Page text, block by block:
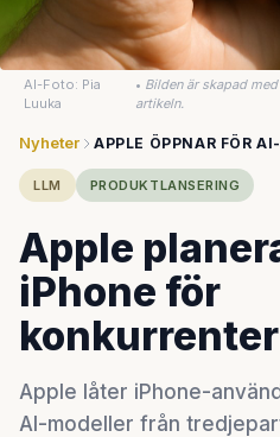
AI-Foto: Pia
Luuka
• Bilden är skapad
artikeln.
Nyheter APPLE ÖPPNAR FÖR
LLM PRODUKTLANSERING
Apple
iPhone för
Apple låter iPhone-
AI-modeller från